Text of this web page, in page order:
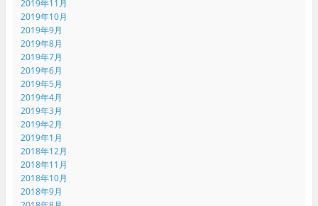
2019年11月
2019年10月
2019年9月
2019年8月
2019年7月
2019年6月
2019年5月
2019年4月
2019年3月
2019年2月
2019年1月
2018年12月
2018年11月
2018年10月
2018年9月